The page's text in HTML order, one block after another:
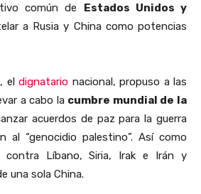
común de Estados Unidos y
a Rusia y China como potencias
el dignatario nacional, propuso a las
a cabo la cumbre mundial de la
acuerdos de paz para la guerra
al “genocidio palestino”. Así como
contra Líbano, Siria, Irak e Irán y
una sola China.